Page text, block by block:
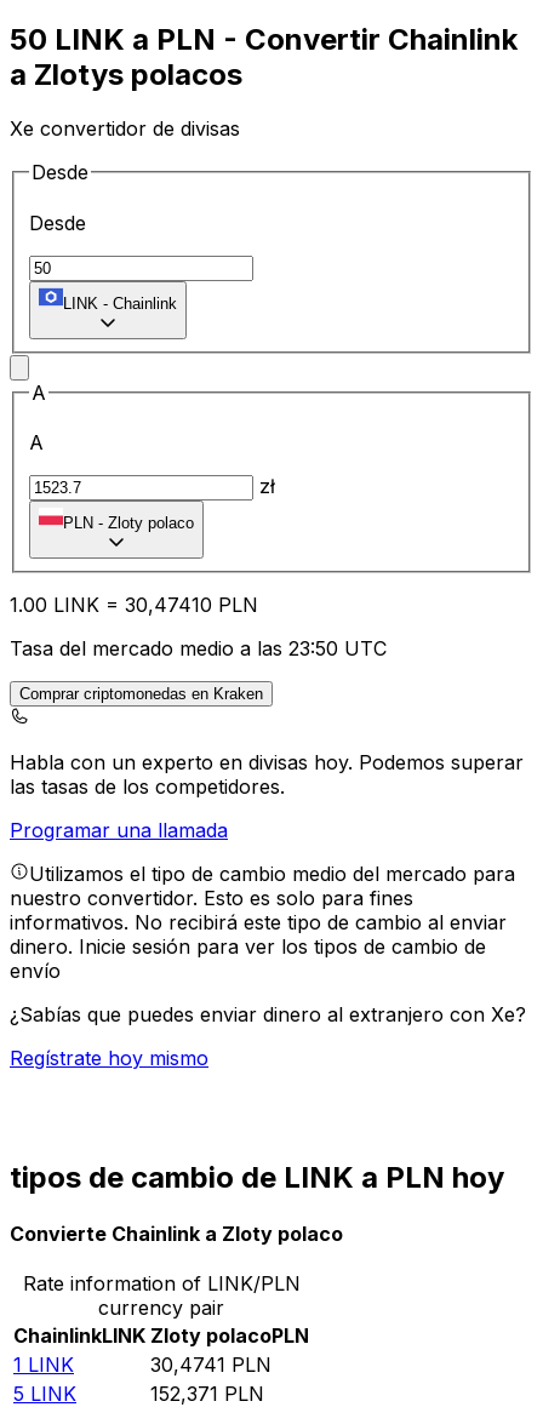
50 LINK a PLN - Convertir Chainlink
a Zlotys polacos
Xe convertidor de divisas
Desde
Desde
LINK - Chainlink
A
A
zł
PLN - Zloty polaco
1.00 LINK = 30,47410 PLN
Tasa del mercado medio a las 23:50 UTC
Comprar criptomonedas en Kraken
Habla con un experto en divisas hoy. Podemos superar
las tasas de los competidores.
Programar una llamada
Utilizamos el tipo de cambio medio del mercado para
nuestro convertidor. Esto es solo para fines
informativos. No recibirá este tipo de cambio al enviar
dinero. Inicie sesión para ver los tipos de cambio de
envío
¿Sabías que puedes enviar dinero al extranjero con Xe?
Regístrate hoy mismo
tipos de cambio de LINK a PLN hoy
Convierte Chainlink a Zloty polaco
Rate information of LINK/PLN
currency pair
ChainlinkLINK Zloty polacoPLN
1 LINK 30,4741 PLN
5 LINK 152,371 PLN